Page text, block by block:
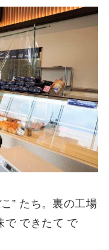
” たち。裏の工場
で できたて で